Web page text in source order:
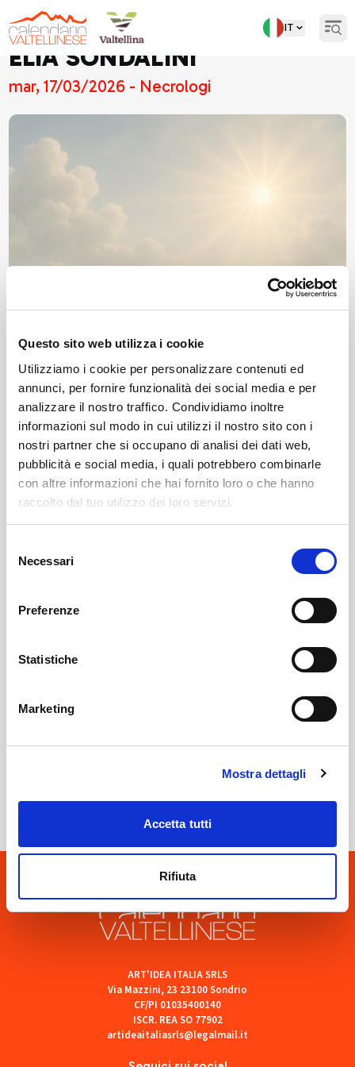
Questo sito web utilizza i cookie
Utilizziamo i cookie per personalizzare contenuti ed
annunci, per fornire funzionalità dei social media e per
analizzare il nostro traffico. Condividiamo inoltre
informazioni sul modo in cui utilizzi il nostro sito con i
nostri partner che si occupano di analisi dei dati web,
pubblicità e social media, i quali potrebbero combinarle
con altre informazioni che hai fornito loro o che hanno
raccolto dal tuo utilizzo dei loro servizi.
delNecessari
Preferenze
Statistiche
Marketing
Mostra dettagli
Accetta tutti
Rifiuta
IT
ELIA SONDALINI
mar, 17/03/2026 - Necrologi
Leggi qui il necrologio:
sondalini/
Chiuro Necrologi
SOF Società Onoranze Funebri
ART'IDEA ITALIA SRLS
Via Mazzini, 23 23100 Sondrio
CF/PI 01035400140
ISCR. REA SO 77902
artideaitaliasrls@legalmail.it